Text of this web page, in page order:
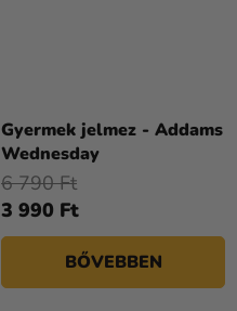
Gyermek jelmez - Addams
Wednesday
3 990 Ft
6 790 Ft
BŐVEBBEN